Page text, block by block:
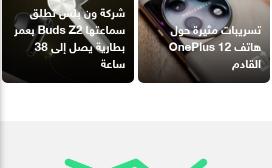
تسريبات مثيرة حول
هاتف OnePlus 12
القادم
شركة ون بلس تطلق
سماعتها Buds Z2 بعمر
بطارية يصل إلى 38
ساعة